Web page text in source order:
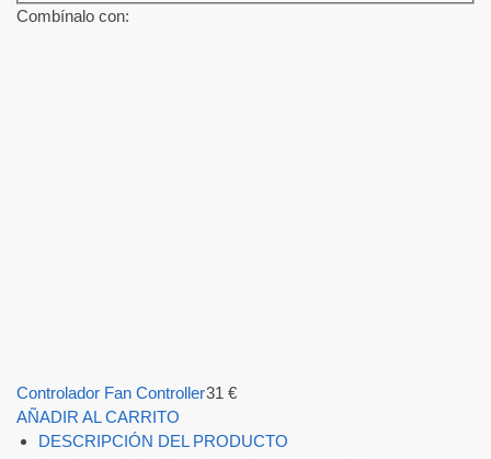
Combínalo con:
Controlador Fan Controller31 €
AÑADIR AL CARRITO
DESCRIPCIÓN DEL PRODUCTO